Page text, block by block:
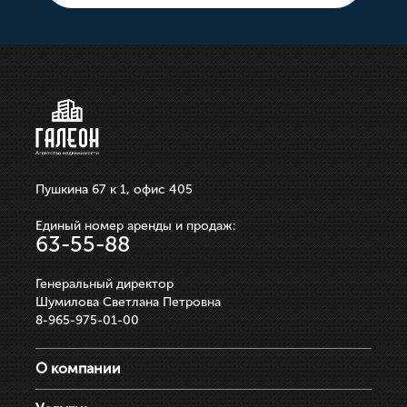
ЗАПИСАТЬСЯ НА ПРОСМОТР
750 000р.
10 000 000р.
ЗАПИСАТЬСЯ НА ПРОСМОТР
21 100 000р.
Пушкина 67 к 1, офис 405
Единый номер аренды и продаж:
63-55-88
Генеральный директор
Шумилова Светлана Петровна
8-965-975-01-00
О компании